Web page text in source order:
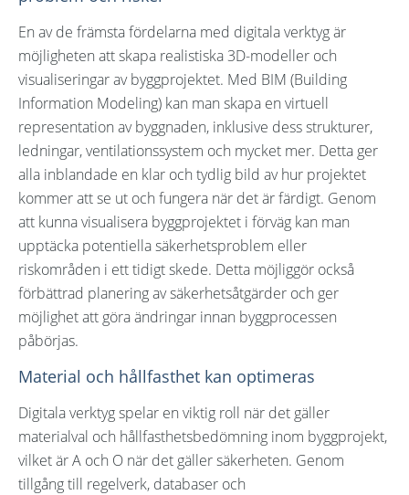
En av de främsta fördelarna med digitala verktyg är
möjligheten att skapa realistiska 3D-modeller och
visualiseringar av byggprojektet. Med BIM (Building
Information Modeling) kan man skapa en virtuell
representation av byggnaden, inklusive dess strukturer,
ledningar, ventilationssystem och mycket mer. Detta ger
alla inblandade en klar och tydlig bild av hur projektet
kommer att se ut och fungera när det är färdigt. Genom
att kunna visualisera byggprojektet i förväg kan man
upptäcka potentiella säkerhetsproblem eller
riskområden i ett tidigt skede. Detta möjliggör också
förbättrad planering av säkerhetsåtgärder och ger
möjlighet att göra ändringar innan byggprocessen
påbörjas.
Material och hållfasthet kan optimeras
Digitala verktyg spelar en viktig roll när det gäller
materialval och hållfasthetsbedömning inom byggprojekt,
vilket är A och O när det gäller säkerheten. Genom
tillgång till regelverk, databaser och